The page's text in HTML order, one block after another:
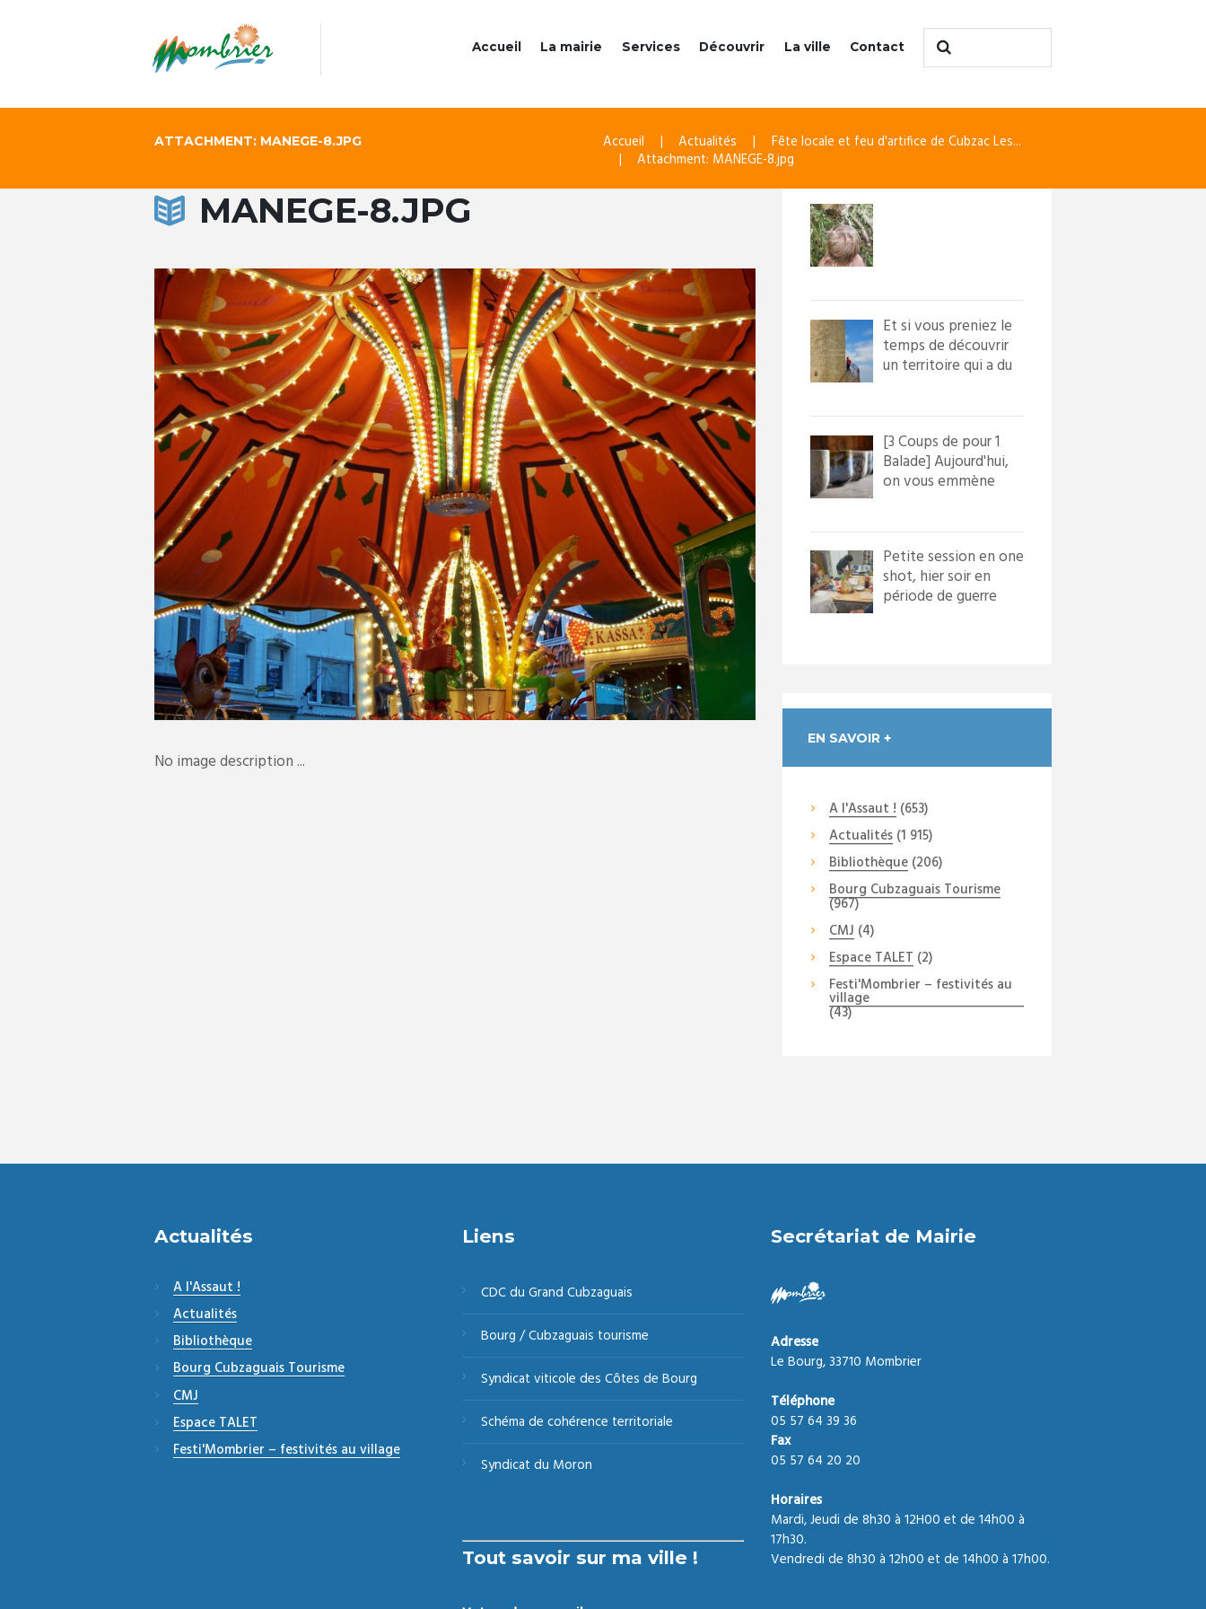
Accueil La mairie Services Découvrir La ville Contact
ATTACHMENT: MANEGE-8.JPG Accueil Actualités
Fête locale et feu d'artifice de Cubzac Les...
Attachment: MANEGE-8.jpg
MANEGE-8.JPG
No image description ...
Et si vous preniez le
temps de découvrir
un territoire qui a du
[3 Coups de pour 1
Balade] Aujourd'hui,
on vous emmène
Petite session en one
shot, hier soir en
période de guerre
EN SAVOIR +
A l'Assaut ! (653)
Actualités(1 915)
Bibliothèque(206)
Bourg Cubzaguais Tourisme
(967)
CMJ (4)
Espace TALET (2)
Festi'Mombrier – festivités au
village
(43)
Actualités
A l'Assaut !
Actualités
Bibliothèque
Bourg Cubzaguais Tourisme
CMJ
Espace TALET
Festi'Mombrier – festivités au village
Liens
CDC du Grand Cubzaguais
Bourg / Cubzaguais tourisme
Syndicat viticole des Côtes de Bourg
Schéma de cohérence territoriale
Syndicat du Moron
Tout savoir sur ma ville !
Secrétariat de Mairie
Adresse
Le Bourg, 33710 Mombrier
Téléphone
05 57 64 39 36
Fax
05 57 64 20 20
Horaires
Mardi, Jeudi de 8h30 à 12H00 et de 14h00 à
17h30.
Vendredi de 8h30 à 12h00 et de 14h00 à 17h00.